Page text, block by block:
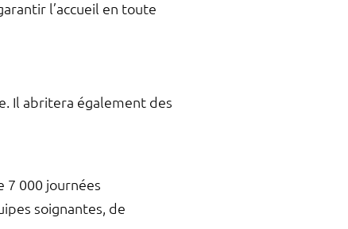
l’accueil en toute
Il abritera également des
7 000 journées
soignantes, de